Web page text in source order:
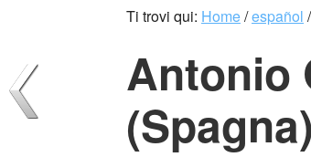
Ti trovi qui: Home/español /
Antonio
(Spagna)